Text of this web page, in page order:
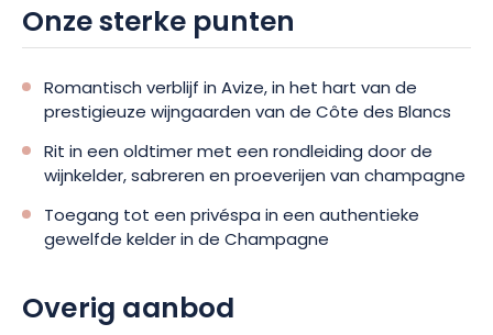
Onze sterke punten
Romantisch verblijf in Avize, in het hart van de
prestigieuze wijngaarden van de Côte des Blancs
Rit in een oldtimer met een rondleiding door de
wijnkelder, sabreren en proeverijen van champagne
Toegang tot een privéspa in een authentieke
gewelfde kelder in de Champagne
Overig aanbod